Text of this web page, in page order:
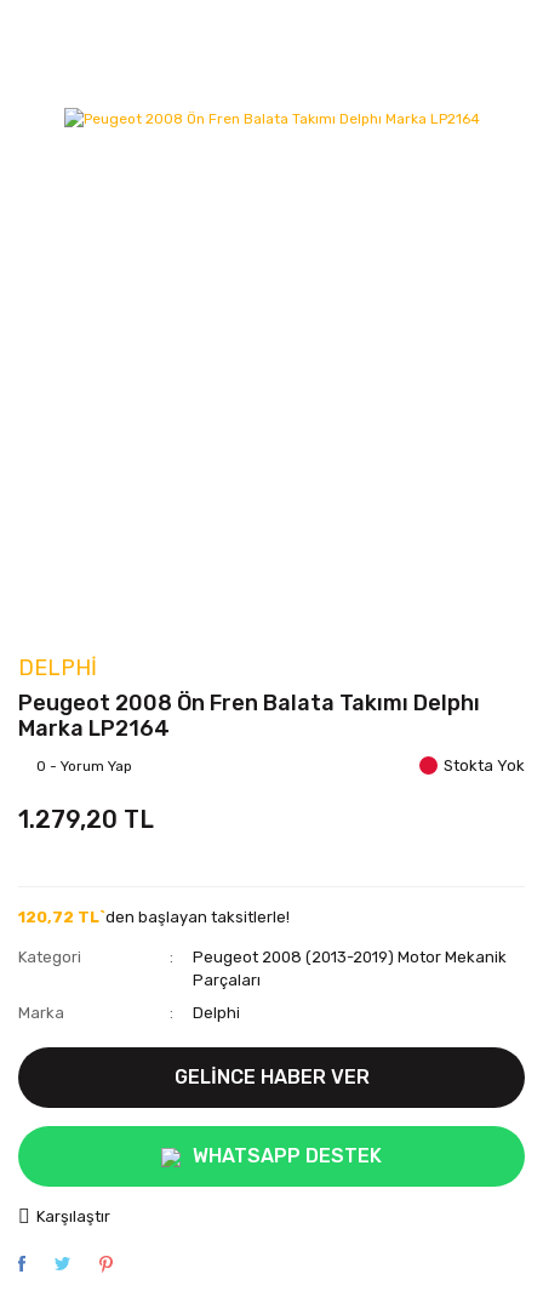
DELPHI
Peugeot 2008 Ön Fren Balata Takımı Delphı
Marka LP2164
0 - Yorum Yap Stokta Yok
1.279,20 TL
120,72 TL`den başlayan taksitlerle!
Kategori
Peugeot 2008 (2013-2019) Motor Mekanik
Parçaları
Marka
Delphi
GELİNCE HABER VER
WHATSAPP DESTEK
Karşılaştır